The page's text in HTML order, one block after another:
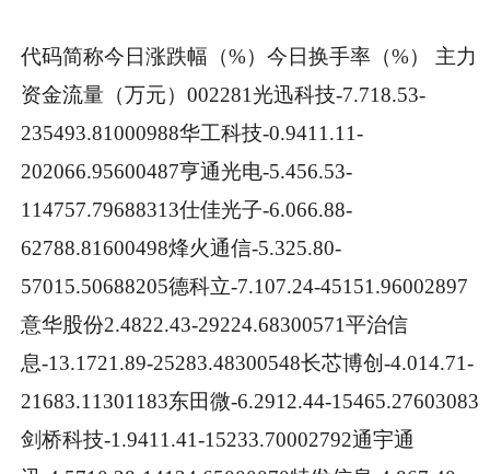
代码简称今日涨跌幅（%）今日换手率（%） 主力
资金流量（万元）002281光迅科技-7.718.53-
235493.81000988华工科技-0.9411.11-
202066.95600487亨通光电-5.456.53-
114757.79688313仕佳光子-6.066.88-
62788.81600498烽火通信-5.325.80-
57015.50688205德科立-7.107.24-45151.96002897
意华股份2.4822.43-29224.68300571平治信
息-13.1721.89-25283.48300548长芯博创-4.014.71-
21683.11301183东田微-6.2912.44-15465.27603083
剑桥科技-1.9411.41-15233.70002792通宇通